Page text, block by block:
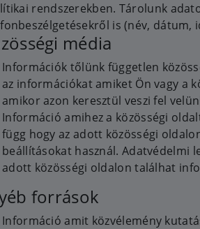
rendszerekben. Tárolunk
is (név, dátum,
média
Információk tőlünk független
az információkat amiket Ön vagy a
amikor azon keresztül veszi fel
Információ amihez a közösségi
függ hogy az adott közösségi
beállításokat használ. Adatvédelmi
adott közösségi oldalon találhat
források
Információ amit közvélemény